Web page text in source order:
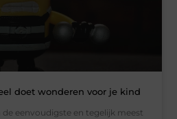
doet wonderen voor je kind
de eenvoudigste en tegelijk meest